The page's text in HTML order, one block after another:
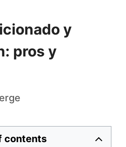
y
pros y
contents